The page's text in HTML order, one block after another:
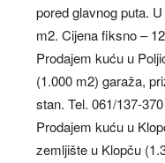
pored glavnog puta.
m2. Cijena fiksno –
Prodajem kuću u
(1.000 m2) garaža,
stan. Tel. 061/137-370
Prodajem kuću u
zemljište u Klopču